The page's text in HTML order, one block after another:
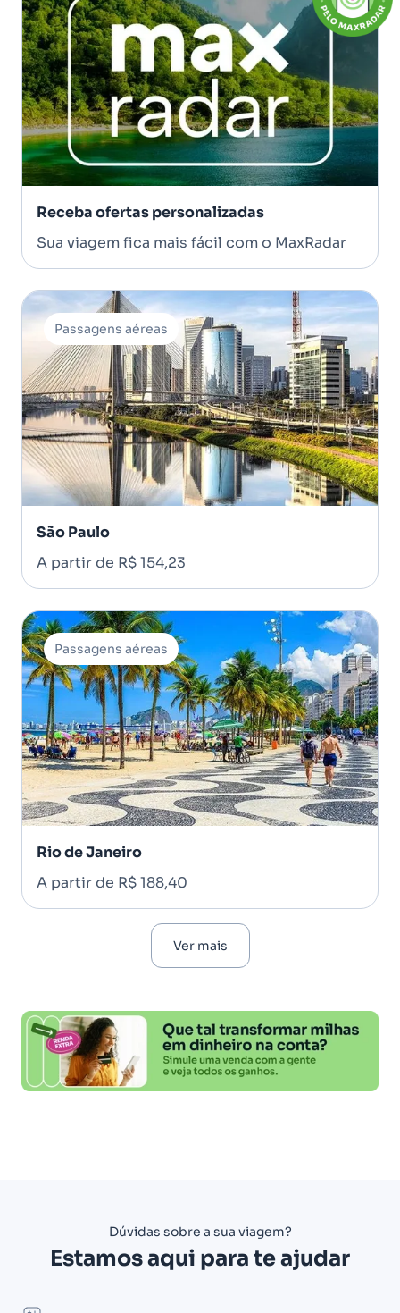
Receba ofertas personalizadas
Sua viagem fica mais fácil com o MaxRadar
Passagens aéreas
São Paulo
A partir de R$ 154,23
Passagens aéreas
Rio de Janeiro
A partir de R$ 188,40
Ver mais
Dúvidas sobre a sua viagem?
Estamos aqui para te ajudar